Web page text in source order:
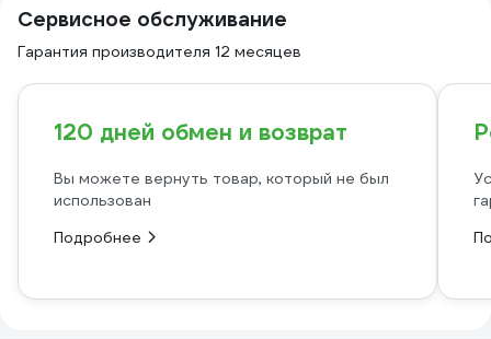
Сервисное обслуживание
Гарантия производителя 12 месяцев
120 дней обмен и возврат
Вы можете вернуть товар, который не был
использован
Подробнее